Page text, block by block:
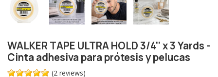
WALKER TAPE ULTRA HOLD 3/4'' x 3 Yards -
Cinta adhesiva para prótesis y pelucas
(2 reviews)